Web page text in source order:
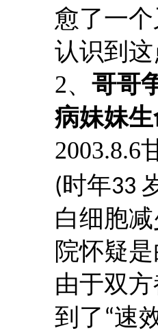
愈了一
认识
2、 哥哥
病妹妹生
2003.8.6
(时年33
白细胞减
院怀疑是
由于双
到了 “速